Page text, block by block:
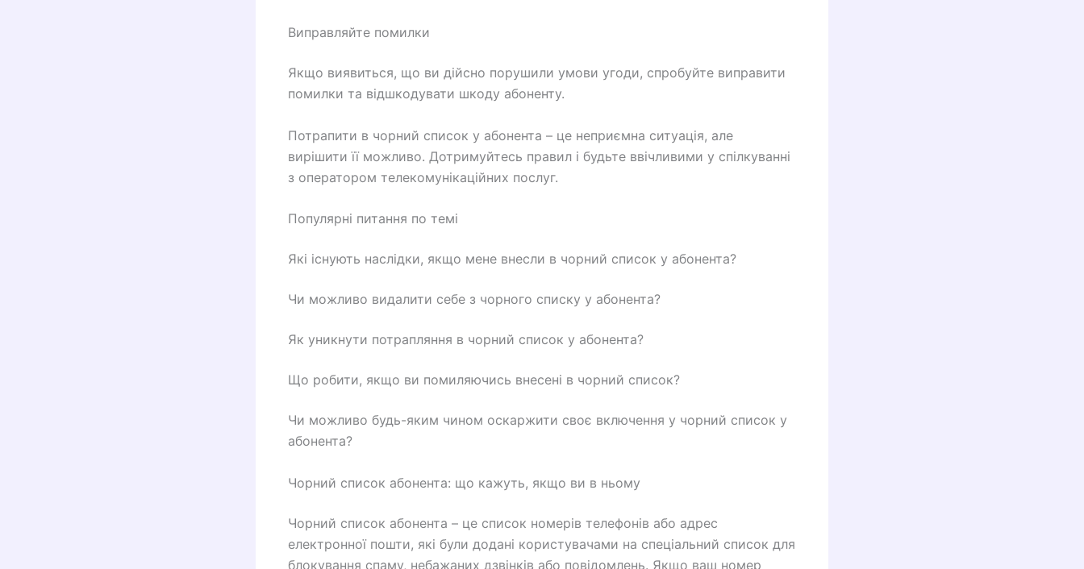
Виправляйте помилки
Якщо виявиться, що ви дійсно порушили умови угоди, спробуйте виправити
помилки та відшкодувати шкоду абоненту.
Потрапити в чорний список у абонента – це неприємна ситуація, але
вирішити її можливо. Дотримуйтесь правил і будьте ввічливими у спілкуванні
з оператором телекомунікаційних послуг.
Популярні питання по темі
Які існують наслідки, якщо мене внесли в чорний список у абонента?
Чи можливо видалити себе з чорного списку у абонента?
Як уникнути потрапляння в чорний список у абонента?
Що робити, якщо ви помиляючись внесені в чорний список?
Чи можливо будь-яким чином оскаржити своє включення у чорний список у
абонента?
Чорний список абонента: що кажуть, якщо ви в ньому
Чорний список абонента – це список номерів телефонів або адрес
електронної пошти, які були додані користувачами на спеціальний список для
блокування спаму, небажаних дзвінків або повідомлень. Якщо ваш номер